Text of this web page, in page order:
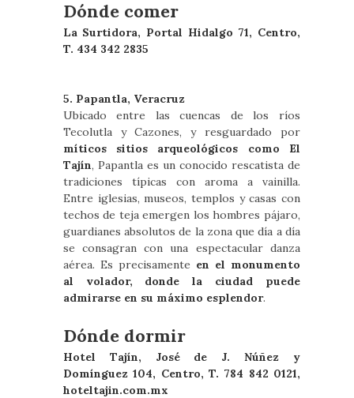
Dónde comer
La Surtidora, Portal Hidalgo 71, Centro,
T. 434 342 2835
5. Papantla, Veracruz
Ubicado entre las cuencas de los ríos
Tecolutla y Cazones, y resguardado por
míticos sitios arqueológicos como El
Tajín, Papantla es un conocido rescatista de
tradiciones típicas con aroma a vainilla.
Entre iglesias, museos, templos y casas con
techos de teja emergen los hombres pájaro,
guardianes absolutos de la zona que día a día
se consagran con una espectacular danza
aérea. Es precisamente en el monumento
al volador, donde la ciudad puede
admirarse en su máximo esplendor.
Dónde dormir
Hotel Tajín, José de J. Núñez y
Domínguez 104, Centro, T. 784 842 0121,
hoteltajin.com.mx